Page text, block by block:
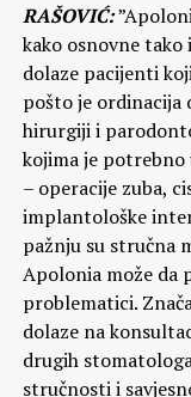
RAŠOVIĆ:
kako osnovne tako
dolaze pacijenti
pošto je ordinacija
hirurgiji i
kojima je
– operacije zuba,
implantološke
pažnju su stručna
Apolonia može da
problematici.
dolaze na
drugih
stručnosti i